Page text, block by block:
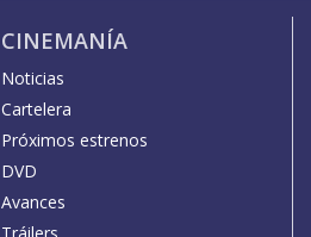
CINEMANÍA
Noticias
Cartelera
Próximos estrenos
DVD
Avances